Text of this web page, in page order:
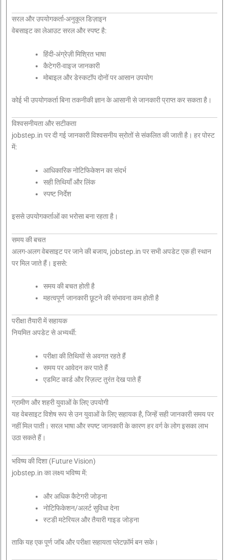
सरल और उपयोगकर्ता-अनुकूल डिज़ाइन
वेबसाइट का लेआउट सरल और स्पष्ट है:
हिंदी-अंग्रेज़ी मिश्रित भाषा
कैटेगरी-वाइज जानकारी
मोबाइल और डेस्कटॉप दोनों पर आसान उपयोग
कोई भी उपयोगकर्ता बिना तकनीकी ज्ञान के आसानी से जानकारी प्राप्त कर सकता है।
विश्वसनीयता और सटीकता
jobstep.in पर दी गई जानकारी विश्वसनीय स्रोतों से संकलित की जाती है। हर पोस्ट
में:
आधिकारिक नोटिफिकेशन का संदर्भ
सही तिथियाँ और लिंक
स्पष्ट निर्देश
इससे उपयोगकर्ताओं का भरोसा बना रहता है।
समय की बचत
अलग-अलग वेबसाइट पर जाने की बजाय, jobstep.in पर सभी अपडेट एक ही स्थान
पर मिल जाते हैं। इससे:
समय की बचत होती है
महत्वपूर्ण जानकारी छूटने की संभावना कम होती है
परीक्षा तैयारी में सहायक
नियमित अपडेट से अभ्यर्थी:
परीक्षा की तिथियों से अवगत रहते हैं
समय पर आवेदन कर पाते हैं
एडमिट कार्ड और रिज़ल्ट तुरंत देख पाते हैं
ग्रामीण और शहरी युवाओं के लिए उपयोगी
यह वेबसाइट विशेष रूप से उन युवाओं के लिए सहायक है, जिन्हें सही जानकारी समय पर
नहीं मिल पाती। सरल भाषा और स्पष्ट जानकारी के कारण हर वर्ग के लोग इसका लाभ
उठा सकते हैं।
भविष्य की दिशा (Future Vision)
jobstep.in का लक्ष्य भविष्य में:
और अधिक कैटेगरी जोड़ना
नोटिफिकेशन/अलर्ट सुविधा देना
स्टडी मटेरियल और तैयारी गाइड जोड़ना
ताकि यह एक पूर्ण जॉब और परीक्षा सहायता प्लेटफ़ॉर्म बन सके।